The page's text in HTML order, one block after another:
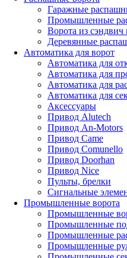
Гаражные
Промышленные
Ворота из
Деревянные
Автоматика для ворот
Автоматика для
Автоматика для
Автоматика для
Автоматика для
Аксессуары
Привод Alutech
Привод An-Motors
Привод Came
Привод Comunello
Привод Doorhan
Привод Nice
Пульты, брелки
Сигнальные
Промышленные ворота
Промышленные
Промышленные
Промышленные
Промышленные